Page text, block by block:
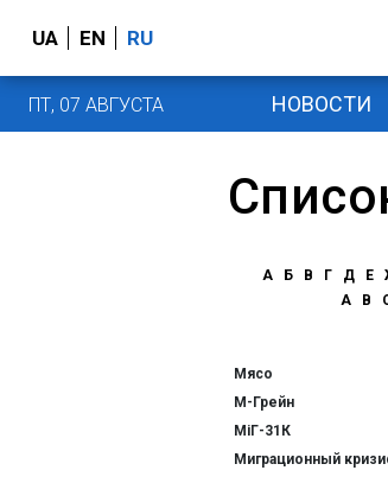
UA EN RU
ПТ, 07 АВГУСТА НОВОСТИ
А Б В Г Д Е
A
B
Мясо
М-Грейн
МіГ-31К
Миграционный